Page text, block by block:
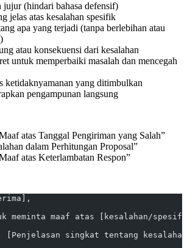
jujur (hindari bahasa defensif)
jelas atas kesalahan spesifik
apa yang terjadi (tanpa berlebihan atau
atau konsekuensi dari kesalahan
untuk memperbaiki masalah dan mencegah
ketidaknyamanan yang ditimbulkan
pengampunan langsung
atas Tanggal Pengiriman yang Salah”
dalam Perhitungan Proposal”
atas Keterlambatan Respon”
meminta maaf atas [kesalahan/
singkat tentang